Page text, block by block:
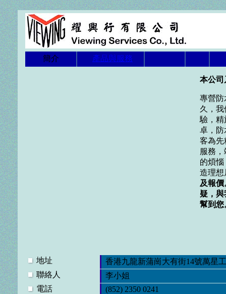
簡介 產品與服務
本公司
專營防
久，
驗，精
卓，防
客為先
服務
的煩
造理想
及報
疑，與
幫到您
地址
香港九龍新蒲崗大有街14號萬星
聯絡人
李小姐
電話
(852) 2350 0241